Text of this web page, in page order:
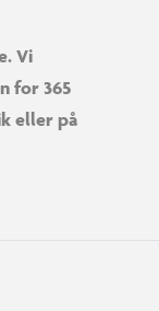
Vi
for 365
eller på